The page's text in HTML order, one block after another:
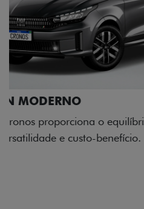
RODAS DE LIGA-LEVE
As rodas de liga leve com
acabamento diamantado